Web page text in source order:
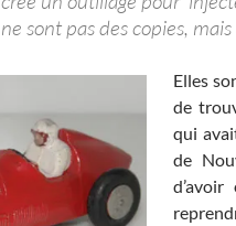
ne sont pas des copies,
Elles
de
qui
de